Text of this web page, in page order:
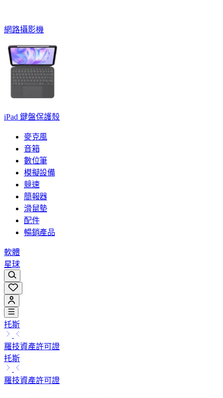
網路攝影機
iPad 鍵盤保護殼
麥克風
音箱
數位筆
模擬設備
競速
簡報器
滑鼠墊
配件
暢銷產品
軟體
星球
托斯
羅技資產許可證
托斯
羅技資產許可證